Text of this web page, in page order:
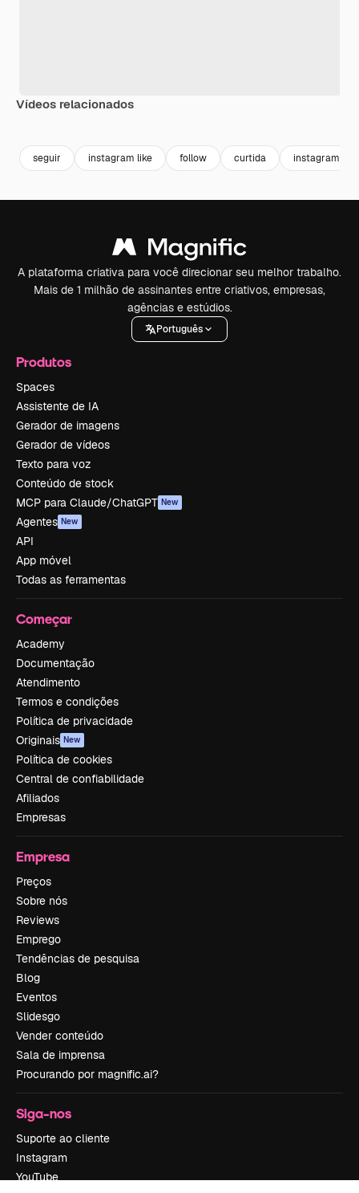
Vídeos relacionados
seguir instagram like follow curtida instagram
A plataforma criativa para você direcionar seu melhor trabalho.
Mais de 1 milhão de assinantes entre criativos, empresas,
agências e estúdios.
Português
Produtos
Spaces
Assistente de IA
Gerador de imagens
Gerador de vídeos
Texto para voz
Conteúdo de stock
MCP para Claude/ChatGPT New
Agentes New
API
App móvel
Todas as ferramentas
Começar
Academy
Documentação
Atendimento
Termos e condições
Política de privacidade
Originais New
Política de cookies
Central de confiabilidade
Afiliados
Empresas
Empresa
Preços
Sobre nós
Reviews
Emprego
Tendências de pesquisa
Blog
Eventos
Slidesgo
Vender conteúdo
Sala de imprensa
Procurando por magnific.ai?
Siga-nos
Suporte ao cliente
Instagram
YouTube